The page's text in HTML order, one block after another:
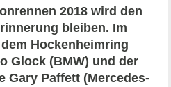
2018 wird den
bleiben. Im
Hockenheimring
Glock (BMW) und der
Gary Paffett (Mercedes-